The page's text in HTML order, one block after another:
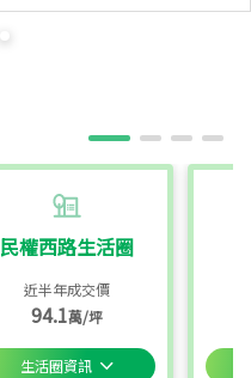
民權西路生活圈
近半年成交價
94.1萬/坪
生活圈資訊